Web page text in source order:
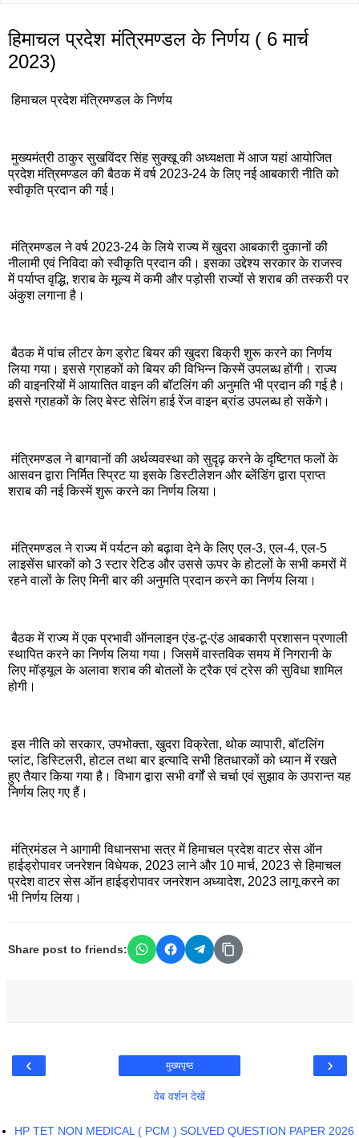
हिमाचल प्रदेश मंत्रिमण्डल के निर्णय ( 6 मार्च
2023)
हिमाचल प्रदेश मंत्रिमण्डल के निर्णय
मुख्यमंत्री ठाकुर सुखविंदर सिंह सुक्खू की अध्यक्षता में आज यहां आयोजित
प्रदेश मंत्रिमण्डल की बैठक में वर्ष 2023-24 के लिए नई आबकारी नीति को
स्वीकृति प्रदान की गई।
मंत्रिमण्डल ने वर्ष 2023-24 के लिये राज्य में खुदरा आबकारी दुकानों की
नीलामी एवं निविदा को स्वीकृति प्रदान की। इसका उद्देश्य सरकार के राजस्व
में पर्याप्त वृद्धि, शराब के मूल्य में कमी और पड़ोसी राज्यों से शराब की तस्करी पर
अंकुश लगाना है।
बैठक में पांच लीटर केग ड्रोट बियर की खुदरा बिक्री शुरू करने का निर्णय
लिया गया। इससे ग्राहकों को बियर की विभिन्न किस्में उपलब्ध होंगी। राज्य
की वाइनरियों में आयातित वाइन की बॉटलिंग की अनुमति भी प्रदान की गई है।
इससे ग्राहकों के लिए बेस्ट सेलिंग हाई रेंज वाइन ब्रांड उपलब्ध हो सकेंगे।
मंत्रिमण्डल ने बागवानों की अर्थव्यवस्था को सुदृढ़ करने के दृष्टिगत फलों के
आसवन द्वारा निर्मित स्प्रिट या इसके डिस्टीलेशन और ब्लेंडिंग द्वारा प्राप्त
शराब की नई किस्में शुरू करने का निर्णय लिया।
मंत्रिमण्डल ने राज्य में पर्यटन को बढ़ावा देने के लिए एल-3, एल-4, एल-5
लाइसेंस धारकों को 3 स्टार रेटिड और उससे ऊपर के होटलों के सभी कमरों में
रहने वालों के लिए मिनी बार की अनुमति प्रदान करने का निर्णय लिया।
बैठक में राज्य में एक प्रभावी ऑनलाइन एंड-टू-एंड आबकारी प्रशासन प्रणाली
स्थापित करने का निर्णय लिया गया। जिसमें वास्तविक समय में निगरानी के
लिए मॉड्यूल के अलावा शराब की बोतलों के ट्रैक एवं ट्रेस की सुविधा शामिल
होगी।
इस नीति को सरकार, उपभोक्ता, खुदरा विक्रेता, थोक व्यापारी, बॉटलिंग
प्लांट, डिस्टिलरी, होटल तथा बार इत्यादि सभी हितधारकों को ध्यान में रखते
हुए तैयार किया गया है। विभाग द्वारा सभी वर्गों से चर्चा एवं सुझाव के उपरान्त यह
निर्णय लिए गए हैं।
मंत्रिमंडल ने आगामी विधानसभा सत्र में हिमाचल प्रदेश वाटर सेस ऑन
हाईड्रोपावर जनरेशन विधेयक, 2023 लाने और 10 मार्च, 2023 से हिमाचल
प्रदेश वाटर सेस ऑन हाईड्रोपावर जनरेशन अध्यादेश, 2023 लागू करने का
भी निर्णय लिया।
Share post to friends:
‹ ›
मुख्यपृष्ठ
वेब वर्शन देखें
HP TET NON MEDICAL ( PCM ) SOLVED QUESTION PAPER 2026